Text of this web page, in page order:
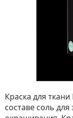
Краска для
составе соль